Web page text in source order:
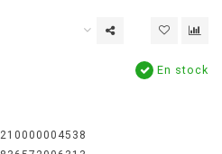
En stock
210000004538